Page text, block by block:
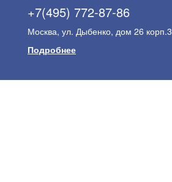
+7(495) 772-87-86
Москва, ул. Дыбенко, дом 26 корп.3
Подробнее